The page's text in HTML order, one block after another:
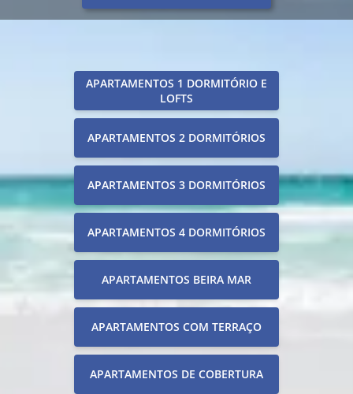
APARTAMENTOS 1 DORMITÓRIO E
LOFTS
APARTAMENTOS 2 DORMITÓRIOS
APARTAMENTOS 3 DORMITÓRIOS
APARTAMENTOS 4 DORMITÓRIOS
APARTAMENTOS BEIRA MAR
APARTAMENTOS COM TERRAÇO
APARTAMENTOS DE COBERTURA